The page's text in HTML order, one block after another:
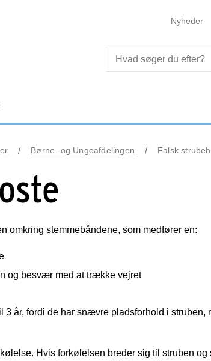
Nyheder
Børne- og Ungeafdelingen Falsk
omkring stemmebåndene, som medfører en:
og besvær med at trække vejret
år, fordi de har snævre pladsforhold i struben,
Hvis forkølelsen breder sig til struben